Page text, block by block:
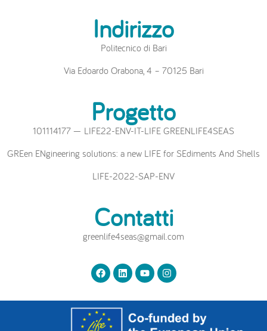
Indirizzo
Politecnico di Bari
Via Edoardo Orabona, 4 – 70125 Bari
Progetto
101114177 — LIFE22-ENV-IT-LIFE GREENLIFE4SEAS
GREen ENgineering solutions: a new LIFE for SEdiments And Shells
LIFE-2022-SAP-ENV
Contatti
greenlife4seas@gmail.com